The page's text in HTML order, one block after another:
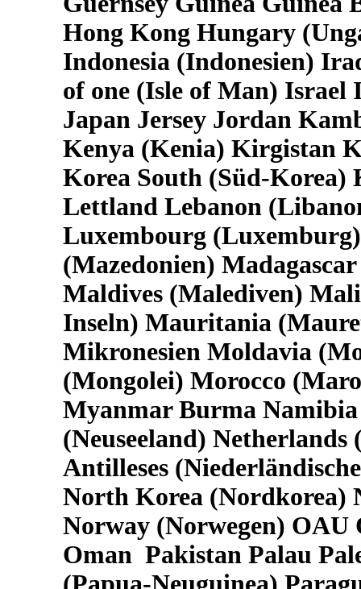
Hong Kong Hungary
Indonesia (Indonesien)
of one (Isle of Man)
Japan Jersey Jordan
Kenya (Kenia) Kirgistan
Korea South (Süd-Korea)
Lettland Lebanon
Luxembourg
(Mazedonien)
Maldives (Malediven)
Inseln) Mauritania
Mikronesien Moldavia
(Mongolei) Morocco
Myanmar Burma
(Neuseeland)
Antilleses
North Korea
Norway (Norwegen)
Oman Pakistan Palau